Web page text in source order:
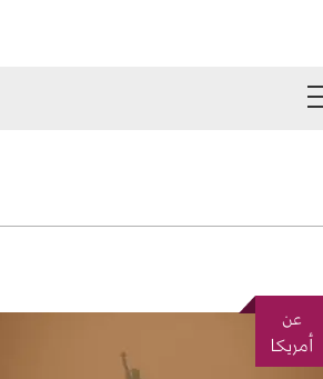
عن
أمريكا
الصورة